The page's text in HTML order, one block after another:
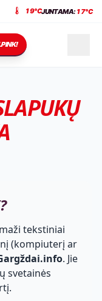
LT-96143 Gargždai
19°CJUNTAMA: 17°C
tekstiniai
(kompiuterį ar
. Jie
svetainės